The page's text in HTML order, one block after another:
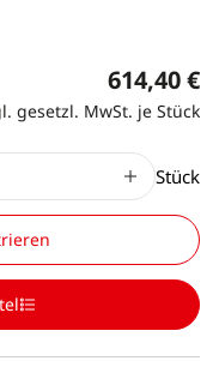
614,40 €
gesetzl. MwSt. je Stück
Stück